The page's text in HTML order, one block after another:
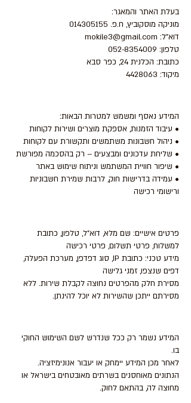
בעלת האתר והמאגר:
מוניקה מוסקוביץ, ח.פ. 014305155
דוא"ל: mokile3@gmail.com
טלפון: 052-8354009
כתובת: הכלנית 24, כפר סבא
מיקוד: 4428063
המידע נאסף ומשמש למטרות הבאות:
• עיבוד הזמנות, אספקת מוצרים ושירות לקוחות
• ניהול חשבונות משתמשים ותקשורת עם לקוחות
• שליחת עדכונים ומבצעים – רק בהסכמה מפורשת
• שיפור חוויית המשתמש וניתוח שימוש באתר
• עמידה בדרישות חוק, לרבות שמירת חשבוניות
ורישומי רכישה
פרטים אישיים: שם מלא, דוא"ל, טלפון, כתובת
למשלוח, פרטי תשלום, פרטי רכישה
מידע טכני: כתובת IP, סוג דפדפן, מערכת הפעלה,
דפים שנצפו, זמני גלישה
מסירת חלק מהפרטים נחוצה לקבלת שירות. ללא
מסירתם ייתכן שהשירות לא יוכל להינתן.
המידע נשמר רק ככל שנדרש לשם השימוש החוקי
בו.
לאחר מכן המידע יימחק או יעבור אנונימיזציה.
הנתונים מאוחסנים בשרתים מאובטחים בישראל או
מחוצה לה, בהתאם לחוק.